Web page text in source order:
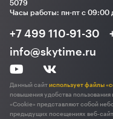
5079
Часы работы: пн-пт с 09:00
+7 499 110-91-30
info@skytime.ru
Данный сайт использует файлы
повышения удобства пользования
«Cookie» представляют собой
предыдущих посещениях веб-